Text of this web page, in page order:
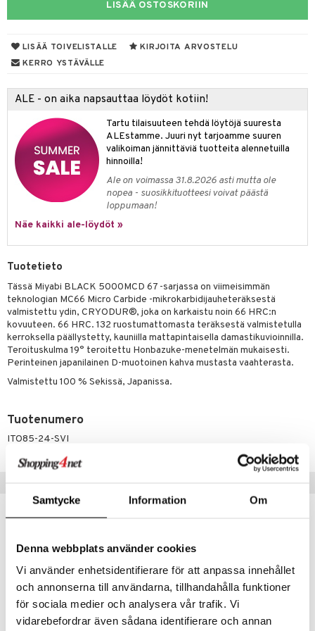
Samtycke Information Om
Denna webbplats använder cookies
Vi använder enhetsidentifierare för att anpassa innehållet
och annonserna till användarna, tillhandahålla funktioner
för sociala medier och analysera vår trafik. Vi
vidarebefordrar även sådana identifierare och annan
LISÄÄ OSTOSKORIIN
LISÄÄ TOIVELISTALLE
KIRJOITA ARVOSTELU
KERRO YSTÄVÄLLE
ALE - on aika napsauttaa löydöt kotiin!
Tartu tilaisuuteen tehdä löytöjä suuresta
ALEstamme. Juuri nyt tarjoamme suuren
valikoiman jännittäviä tuotteita alennetuilla
hinnoilla!
Ale on voimassa 31.8.2026 asti mutta ole
nopea - suosikkituotteesi voivat päästä
loppumaan!
Näe kaikki ale-löydöt »
Tuotetieto
Tässä Miyabi BLACK 5000MCD 67 -sarjassa on viimeisimmän
teknologian MC66 Micro Carbide -mikrokarbidijauheteräksestä
valmistettu ydin, CRYODUR®, joka on karkaistu noin 66 HRC:n
kovuuteen. 66 HRC. 132 ruostumattomasta teräksestä valmistetulla
kerroksella päällystetty, kauniilla mattapintaisella damastikuvioinnilla.
Teroituskulma 19° teroitettu Honbazuke-menetelmän mukaisesti.
Perinteinen japanilainen D-muotoinen kahva mustasta vaahterasta.
Valmistettu 100 % Sekissä, Japanissa.
Tuotenumero
ITO85-24-SVI
sisustus
tarvikkeita
tekstiilit
koristelu
tekstiilit
Saalit
& Tyynyliinat
& Peitot
& Veistokset
& Lyhdyt
& Hyllyt
& Korit
tekstiilit
tekstiilit
& Tyynyliinat